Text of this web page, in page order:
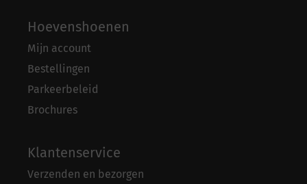
Hoevenshoenen
Mijn account
Bestellingen
Parkeerbeleid
Brochures
Klantenservice
Verzenden en bezorgen